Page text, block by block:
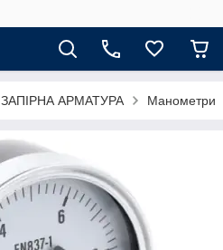
ЗАПІРНА АРМАТУРА Манометри